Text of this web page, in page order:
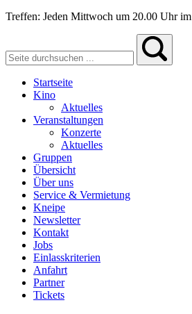
Treffen: Jeden Mittwoch um 20.00 Uhr
Startseite
Kino
Aktuelles
Veranstaltungen
Konzerte
Aktuelles
Gruppen
Übersicht
Über uns
Service & Vermietung
Kneipe
Newsletter
Kontakt
Jobs
Einlasskriterien
Anfahrt
Partner
Tickets